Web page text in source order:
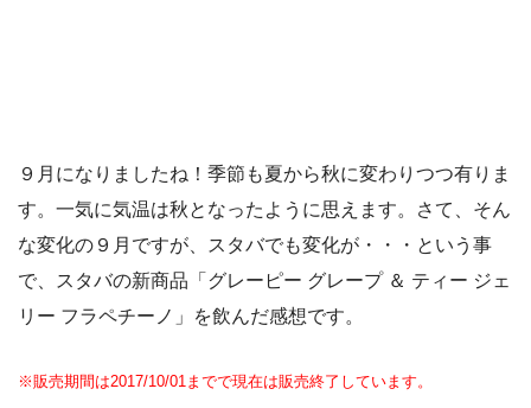
９月になりましたね！季節も夏から秋に変わりつつ有りま
す。一気に気温は秋となったように思えます。さて、そん
な変化の９月ですが、スタバでも変化が・・・という事
で、スタバの新商品「グレーピー グレープ ＆ ティー ジェ
リー フラペチーノ」を飲んだ感想です。
※販売期間は2017/10/01までで現在は販売終了しています。